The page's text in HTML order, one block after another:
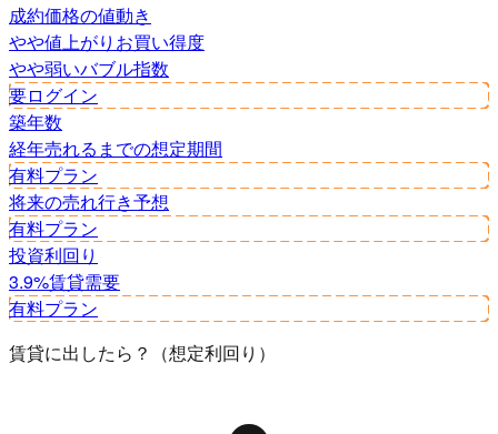
成約価格の値動き
やや値上がり お買い得度
やや弱いバブル指数
要ログイン
築年数
経年売れるまでの想定期間
有料プラン
将来の売れ行き予想
有料プラン
投資利回り
3.9%賃貸需要
有料プラン
賃貸に出したら？（想定利回り）